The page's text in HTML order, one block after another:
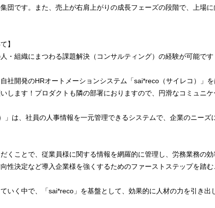
団です。また、売上が右肩上がりの成長フェーズの段階で、上場に
】
・組織にまつわる課題解決（コンサルティング）の経験が可能です
社開発のHRオートメーションシステム「sai*reco（サイレコ）」
します！プロダクトも隣の部署におりますので、円滑なコミュニケ
」は、社員の人事情報を一元管理できるシステムで、企業のニー
くことで、従業員様に関する情報を網羅的に管理し、労務業務の
性決定など導入企業様を強くするためのファーストステップを踏む
いく中で、「sai*reco」を基盤として、効果的に人材の力を引き出